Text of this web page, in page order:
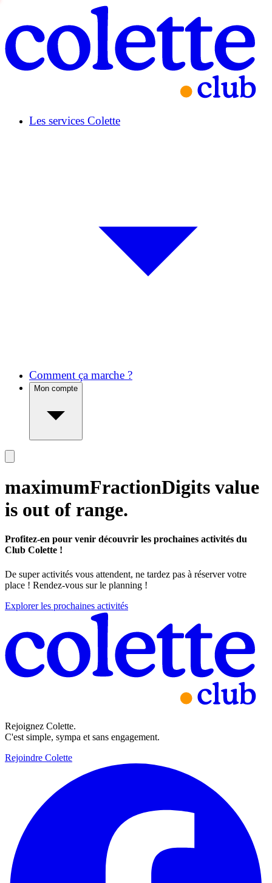
Les services Colette
Comment ça marche ?
Mon compte
maximumFractionDigits value
is out of range.
Profitez-en pour venir découvrir les prochaines activités du
Club Colette !
De super activités vous attendent, ne tardez pas à réserver votre
place ! Rendez-vous sur le planning !
Explorer les prochaines activités
Rejoignez Colette.
C'est simple, sympa et sans engagement.
Rejoindre Colette